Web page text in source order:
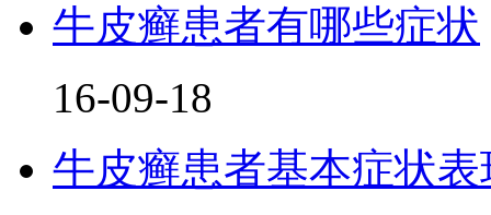
牛皮癣患者有哪些症状
16-09-18
牛皮癣患者基本症状